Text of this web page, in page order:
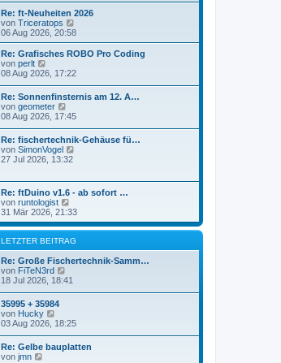
r
a
g
s
t
B
e
r
a
Re: ft-Neuheiten 2026
von Triceratops
e
u
e
t
r
B
i
t
r
06 Aug 2026, 20:58
Re: Grafisches ROBO Pro Coding
von perlt
e
s
t
e
r
B
e
i
r
a
g
08 Aug 2026, 17:22
Re: Sonnenfinsternis am 12. A…
von geometer
e
e
s
t
e
B
e
i
t
r
a
g
08 Aug 2026, 17:45
Re: fischertechnik-Gehäuse fü…
von SimonVogel
e
r
B
i
r
27 Jul 2026, 13:32
Re: ftDuino v1.6 - ab sofort …
von runtologist
e
u
e
s
t
e
B
r
a
g
31 Mär 2026, 21:33
LETZTER BEITRAG
Re: Große Fischertechnik-Samm…
von FiTeN3rd
e
t
e
r
B
18 Jul 2026, 18:41
35995 + 35984
von Hucky
e
s
03 Aug 2026, 18:25
Re: Gelbe bauplatten
von jmn